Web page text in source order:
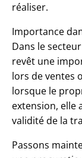
réaliser.
Importance
Dans le
revêt une
lors de ventes
lorsque le
extension, elle
validité de la
Passons